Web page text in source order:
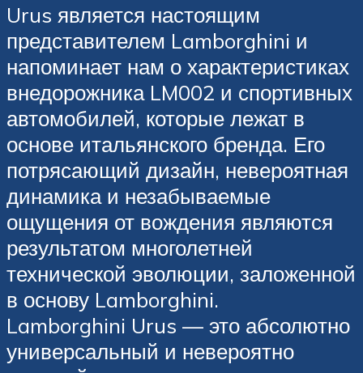
Urus является настоящим
представителем Lamborghini и
напоминает нам о характеристиках
внедорожника LM002 и спортивных
автомобилей, которые лежат в
основе итальянского бренда. Его
потрясающий дизайн, невероятная
динамика и незабываемые
ощущения от вождения являются
результатом многолетней
технической эволюции, заложенной
в основу Lamborghini.
Lamborghini Urus — это абсолютно
универсальный и невероятно